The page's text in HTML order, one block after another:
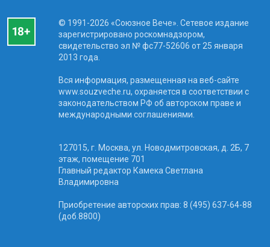
© 1991-2026 «Союзное Вече». Сетевое издание
зарегистрировано роскомнадзором,
свидетельство эл № фc77-52606 от 25 января
2013 года.
Вся информация, размещенная на веб-сайте
www.souzveche.ru, охраняется в соответствии с
законодательством РФ об авторском праве и
международными соглашениями.
127015, г. Москва, ул. Новодмитровская, д. 2Б, 7
этаж, помещение 701
Главный редактор Камека Светлана
Владимировна
Приобретение авторских прав: 8 (495) 637-64-88
(доб.8800)